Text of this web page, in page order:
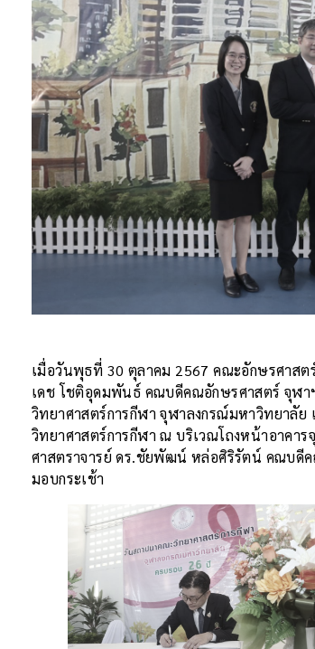
เมื่อวันพุธที่ 30 ตุลาคม 2567 คณะอักษรศาสต
เดช โชติอุดมพันธ์ คณบดีคณอักษรศาสตร์ จุฬา
วิทยาศาสตร์การกีฬา จุฬาลงกรณ์มหาวิทยาลั
วิทยาศาสตร์การกีฬา ณ บริเวณโถงหน้าอาคา
ศาสตราจารย์ ดร.ชัยพัฒน์ หล่อศิริรัตน์ คณบดี
มอบกระเช้า